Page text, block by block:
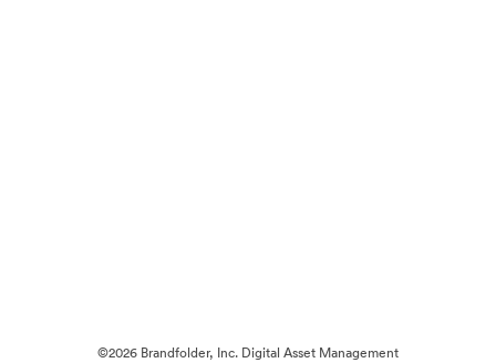
©2026 Brandfolder, Inc. Digital Asset Management